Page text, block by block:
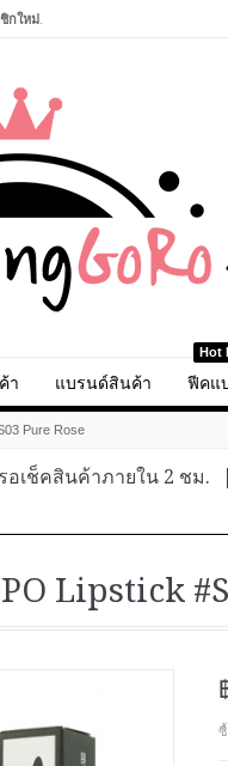
กใหม่
า แบรนด์สินค้า
Hot
ฟีคแ
Pure Rose
รอเช็คสินค้าภายใน 2 ชม.
Lipstick